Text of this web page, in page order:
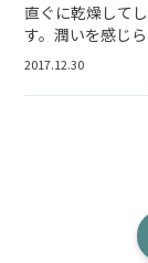
直ぐに乾燥して
す。潤いを感じ
2017.12.30